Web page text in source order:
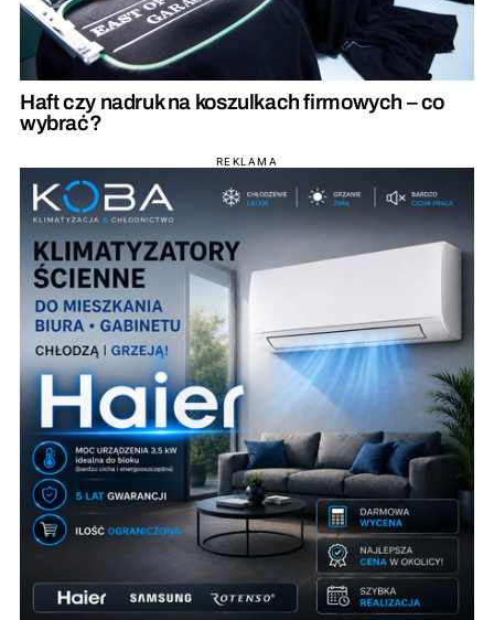
Haft czy nadruk na koszulkach firmowych – co
wybrać?
REKLAMA